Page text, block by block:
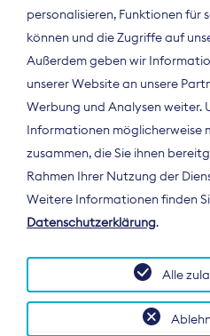
Der Bundesverband
Zeitungsverleger (BDZV)
Spitzenorganisation die
Deutschland und auf EU-
personalisieren, Funktionen für
können und die Zugriffe auf
Außerdem geben wir
unserer Website an unsere
Werbung und Analysen weiter.
Informationen möglicherweise
zusammen, die Sie ihnen
Rahmen Ihrer Nutzung der
Weitere Informationen finden
Datenschutzerklärung.
Alle